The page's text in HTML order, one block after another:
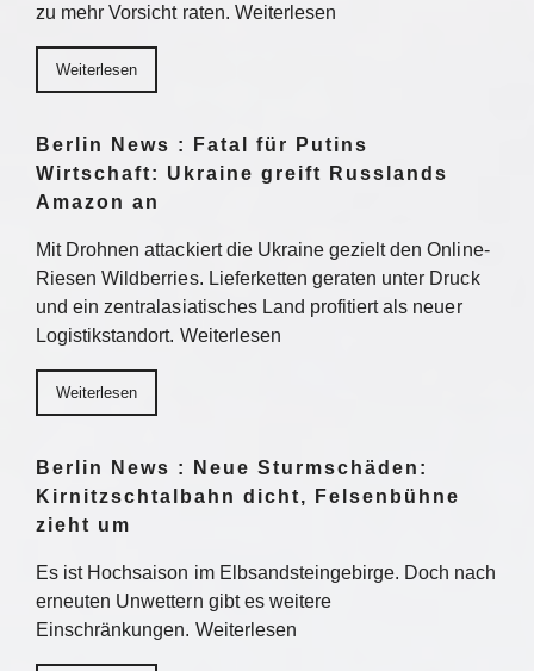
zu mehr Vorsicht raten. Weiterlesen
Weiterlesen
Berlin News : Fatal für Putins
Wirtschaft: Ukraine greift Russlands
Amazon an
Mit Drohnen attackiert die Ukraine gezielt den Online-
Riesen Wildberries. Lieferketten geraten unter Druck
und ein zentralasiatisches Land profitiert als neuer
Logistikstandort. Weiterlesen
Weiterlesen
Berlin News : Neue Sturmschäden:
Kirnitzschtalbahn dicht, Felsenbühne
zieht um
Es ist Hochsaison im Elbsandsteingebirge. Doch nach
erneuten Unwettern gibt es weitere
Einschränkungen. Weiterlesen